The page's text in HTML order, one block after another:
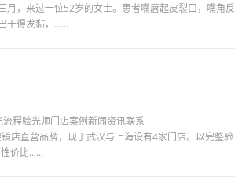
，来过一位52岁的女士。患者嘴唇起皮裂口，嘴角反
干得发黏，......
程验光师门店案例新闻资讯联系
店直营品牌，现于武汉与上海设有4家门店。以完整验
价比......